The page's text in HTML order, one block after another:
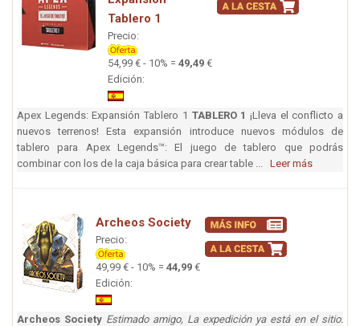
Tablero 1
Precio:
54,99 € - 10% = 49,49 €
Edición:
Apex Legends: Expansión Tablero 1 TABLERO 1 ¡Lleva el conflicto a
nuevos terrenos! Esta expansión introduce nuevos módulos de
tablero para Apex Legends™: El juego de tablero que podrás
combinar con los de la caja básica para crear table ... Leer más
Archeos Society
Precio:
49,99 € - 10% = 44,99 €
Edición:
Archeos Society Estimado amigo, La expedición ya está en el sitio.